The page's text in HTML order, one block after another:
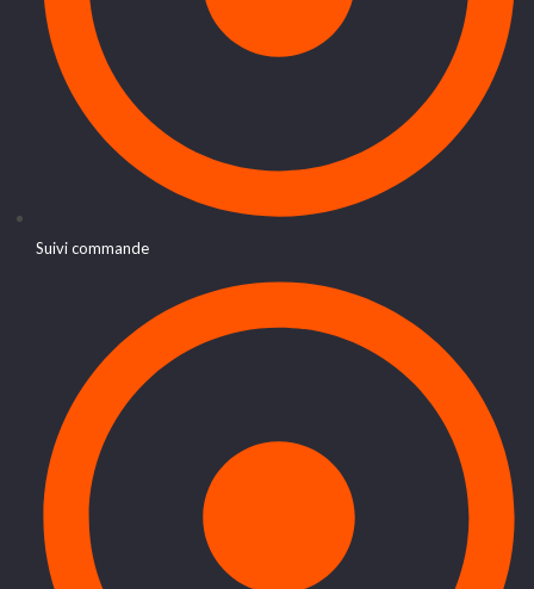
Suivi commande